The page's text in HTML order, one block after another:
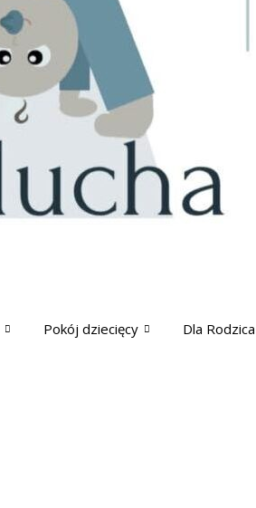
Pokój dziecięcy Dla Rodzica